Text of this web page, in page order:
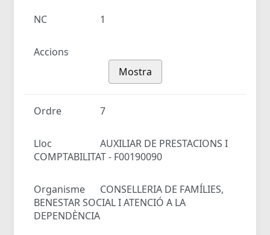
NC 1
Accions
Mostra
Ordre 7
Lloc
AUXILIAR DE PRESTACIONS I
COMPTABILITAT - F00190090
Organisme
CONSELLERIA DE FAMÍLIES,
BENESTAR SOCIAL I ATENCIÓ A LA
DEPENDÈNCIA